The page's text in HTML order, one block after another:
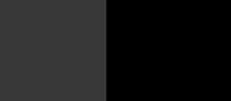
9
25